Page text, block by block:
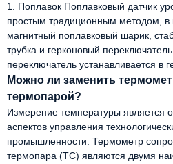
1. Поплавок Поплавковый датчик
простым традиционным методом, в
магнитный поплавковый шарик,
трубка и герконовый
переключатель устанавливается в
Можно ли заменить
термопарой?
Измерение температуры является
аспектов управления
промышленности. Термометр
термопара (TC) являются двумя